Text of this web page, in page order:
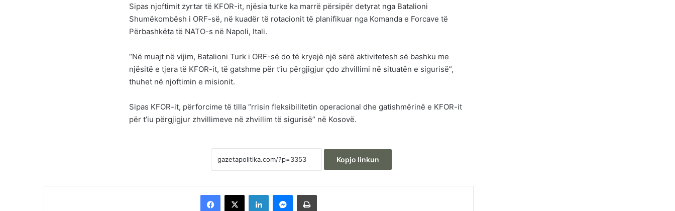
Sipas njoftimit zyrtar të KFOR-it, njësia turke ka marrë përsipër detyrat nga Batalioni
Shumëkombësh i ORF-së, në kuadër të rotacionit të planifikuar nga Komanda e Forcave të
Përbashkëta të NATO-s në Napoli, Itali.
“Në muajt në vijim, Batalioni Turk i ORF-së do të kryejë një sërë aktivitetesh së bashku me
njësitë e tjera të KFOR-it, të gatshme për t’iu përgjigjur çdo zhvillimi në situatën e sigurisë”,
thuhet në njoftimin e misionit.
Sipas KFOR-it, përforcime të tilla “rrisin fleksibilitetin operacional dhe gatishmërinë e KFOR-it
për t’iu përgjigjur zhvillimeve në zhvillim të sigurisë” në Kosovë.
Kopjo linkun
Facebook
X LinkedInMessengerPrintoje